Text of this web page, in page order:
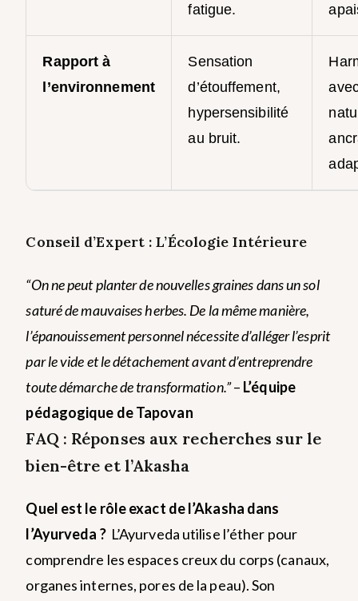
fatigue.
Rapport à
l’environnement
Sensation
d’étouffement,
hypersensibilité
au bruit.
Conseil d’Expert : L’Écologie Intérieure
“On ne peut planter de nouvelles graines dans un sol
saturé de mauvaises herbes. De la même manière,
l’épanouissement personnel nécessite d’alléger l’esprit
par le vide et le détachement avant d’entreprendre
toute démarche de transformation.”– L’équipe
pédagogique de Tapovan
FAQ : Réponses aux recherches sur le
bien-être et l’Akasha
Quel est le rôle exact de l’Akasha dans
l’Ayurveda ? L’Ayurveda utilise l’éther pour
comprendre les espaces creux du corps (canaux,
organes internes, pores de la peau). Son